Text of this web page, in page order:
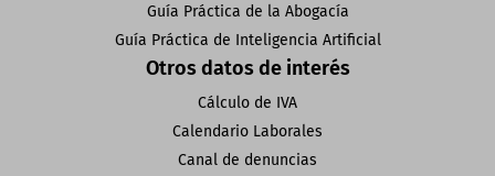
Guía Práctica de la Abogacía
Guía Práctica de Inteligencia Artificial
Otros datos de interés
Cálculo de IVA
Calendario Laborales
Canal de denuncias